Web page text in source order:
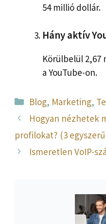
54 millió dollár.
Hány aktív
Körülbelül
a YouTube-on.
Kategória
Blog, Marketing,
Hogyan nézhetek
profilokat? (3
Ismeretlen VoIP-